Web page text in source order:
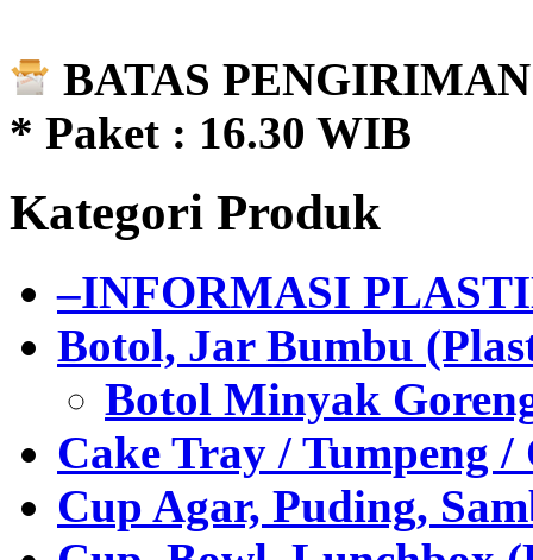
BATAS
* Paket : 16.30 WIB
Kategori Produk
–INFORMASI
Botol, Jar Bumbu
Botol Minyak
Cake Tray / Tumpeng /
Cup Agar, Puding,